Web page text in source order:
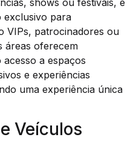
exclusivo para
VIPs, patrocinadores ou
áreas oferecem
a espaços
e experiências
uma experiência única
Veículos